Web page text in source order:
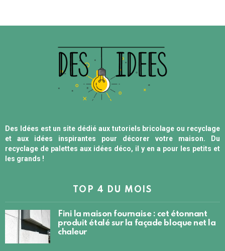
Des Idées est un site dédié aux tutoriels bricolage ou recyclage
et aux idées inspirantes pour décorer votre maison. Du
recyclage de palettes aux idées déco, il y en a pour les petits et
les grands !
TOP 4 DU MOIS
Fini la maison fournaise : cet étonnant
produit étalé sur la façade bloque net la
chaleur